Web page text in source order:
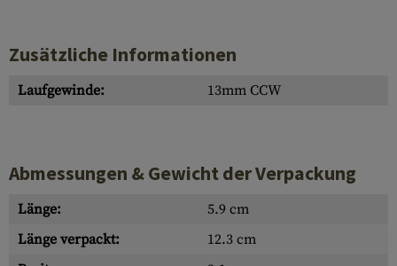
Zusätzliche Informationen
Laufgewinde: 13mm CCW
Abmessungen & Gewicht der Verpackung
Länge:
5.9 cm
Länge verpackt:
12.3 cm